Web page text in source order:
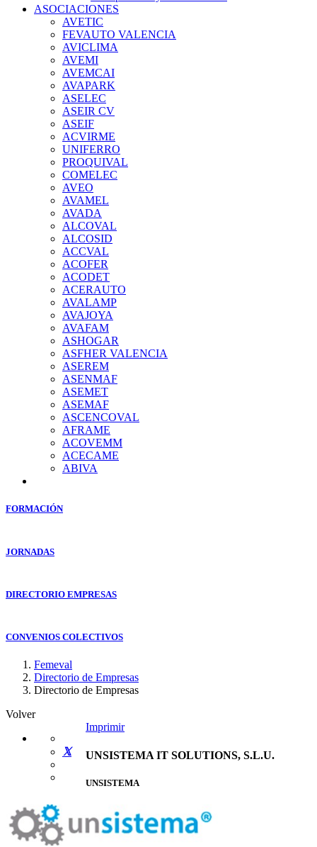
ASOCIACIONES
AVETIC
FEVAUTO VALENCIA
AVICLIMA
AVEMI
AVEMCAI
AVAPARK
ASELEC
ASEIR CV
ASEIF
ACVIRME
UNIFERRO
PROQUIVAL
COMELEC
AVEO
AVAMEL
AVADA
ALCOVAL
ALCOSID
ACCVAL
ACOFER
ACODET
ACERAUTO
AVALAMP
AVAJOYA
AVAFAM
ASHOGAR
ASFHER VALENCIA
ASEREM
ASENMAF
ASEMET
ASEMAF
ASCENCOVAL
AFRAME
ACOVEMM
ACECAME
ABIVA
FORMACIÓN
JORNADAS
DIRECTORIO EMPRESAS
CONVENIOS COLECTIVOS
Femeval
Directorio de Empresas
Directorio de Empresas
Volver
Imprimir
UNSISTEMA IT SOLUTIONS, S.L.U.
UNSISTEMA